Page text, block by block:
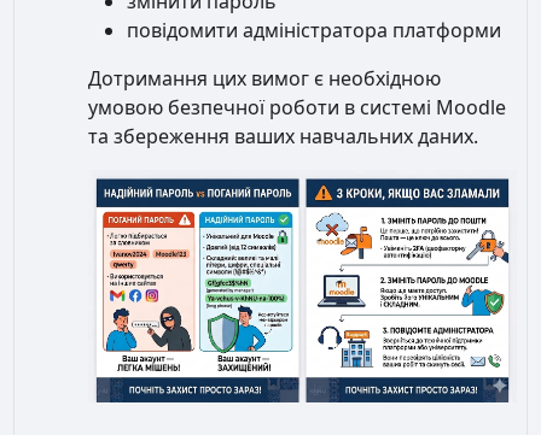
повідомити адміністратора платформи
Дотримання цих вимог є необхідною
умовою безпечної роботи в системі Moodle
та збереження ваших навчальних даних.